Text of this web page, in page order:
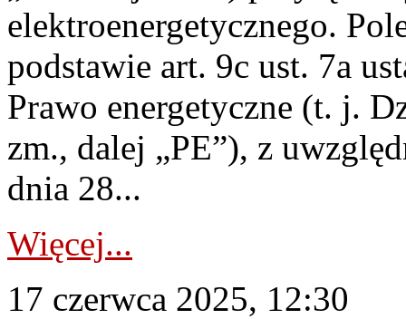
elektroenergetycznego.
podstawie art. 9c ust. 7a
Prawo energetyczne (t. j.
zm., dalej „PE”), z
dnia 28...
Więcej...
17 czerwca 2025, 12:30